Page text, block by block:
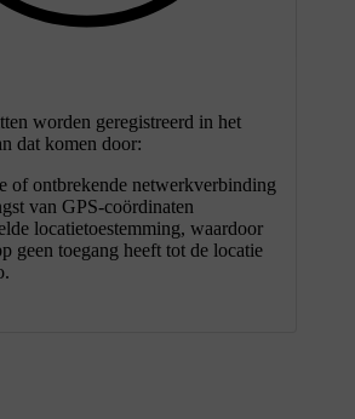
worden geregistreerd in het
dat komen door:
of ontbrekende netwerkverbinding
van GPS-coördinaten
locatietoestemming, waardoor
geen toegang heeft tot de locatie